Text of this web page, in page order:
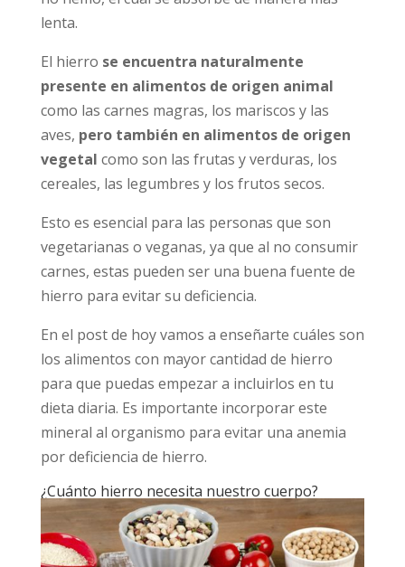
lenta.
El hierro se encuentra naturalmente
presente en alimentos de origen animal
como las carnes magras, los mariscos y las
aves, pero también en alimentos de origen
vegetal como son las frutas y verduras, los
cereales, las legumbres y los frutos secos.
Esto es esencial para las personas que son
vegetarianas o veganas, ya que al no consumir
carnes, estas pueden ser una buena fuente de
hierro para evitar su deficiencia.
En el post de hoy vamos a enseñarte cuáles son
los alimentos con mayor cantidad de hierro
para que puedas empezar a incluirlos en tu
dieta diaria. Es importante incorporar este
mineral al organismo para evitar una anemia
por deficiencia de hierro.
¿Cuánto hierro necesita nuestro cuerpo?